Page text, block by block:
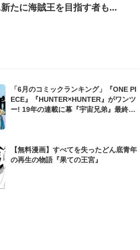
たに海賊王を目指す者も...
「6月のコミックランキング」『ONE PI
ECE』『HUNTER×HUNTER』がワンツ
ー! 19年の連載に幕『宇宙兄弟』最終巻
【無料漫画】すべてを失ったどん底青年
の再生の物語『果ての王宮』